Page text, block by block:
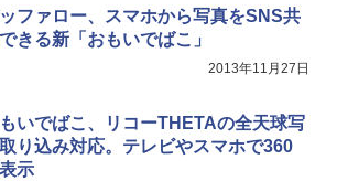
ファロー、スマホから写真をSNS共
きる新「おもいでばこ」
2013年11月27日
いでばこ、リコーTHETAの全天球写
り込み対応。テレビやスマホで360
示